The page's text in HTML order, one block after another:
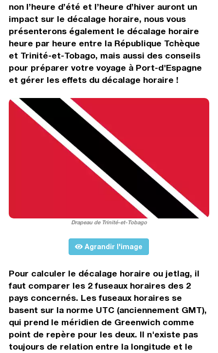
non l’heure d’été et l’heure d’hiver auront un
impact sur le décalage horaire, nous vous
présenterons également le décalage horaire
heure par heure entre la République Tchèque
et Trinité-et-Tobago, mais aussi des conseils
pour préparer votre voyage à Port-d'Espagne
et gérer les effets du décalage horaire !
Drapeau de Trinité-et-Tobago
Agrandir l'image
Pour calculer le décalage horaire ou jetlag, il
faut comparer les 2 fuseaux horaires des 2
pays concernés. Les fuseaux horaires se
basent sur la norme UTC (anciennement GMT),
qui prend le méridien de Greenwich comme
point de repère pour les deux. Il n'existe pas
toujours de relation entre la longitude et le